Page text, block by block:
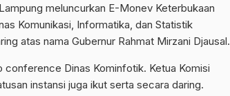
meluncurkan E-Monev Keterbukaan
Komunikasi, Informatika, dan Statistik
atas nama Gubernur Rahmat Mirzani Djausal.
Dinas Kominfotik. Ketua Komisi
instansi juga ikut serta secara daring.